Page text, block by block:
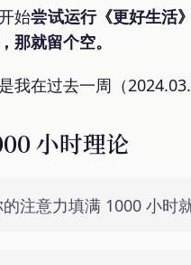
始尝试运行《更好生活
那就留个空。
我在过去一周（
小时理论
的注意力填满 1000 小时